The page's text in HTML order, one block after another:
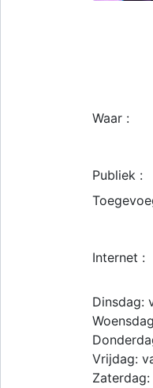
Waar :
Publiek :
Internet :
Dinsdag:
Vrijdag: